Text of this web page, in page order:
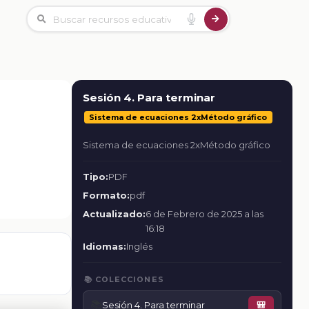
Sesión 4. Para terminar
Sistema de ecuaciones 2xMétodo gráfico
Sistema de ecuaciones 2xMétodo gráfico
Tipo:PDF
Formato:pdf
Actualizado:6 de Febrero de 2025 a las
16:18
Idiomas:Inglés
📚 COLECCIONES
Sesión 4. Para terminar 🎒